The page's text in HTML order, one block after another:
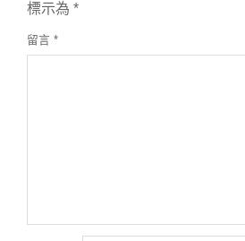
標示為 *
留言 *